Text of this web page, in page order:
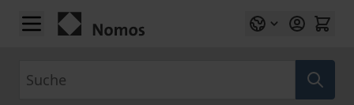
Zum Inhalt springen